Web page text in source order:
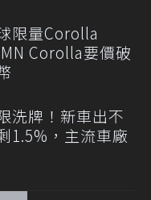
限量Corolla
Corolla要價破
洗牌！新車出不
1.5%，主流車廠